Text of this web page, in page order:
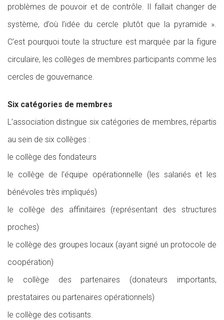
problèmes de pouvoir et de contrôle. Il fallait changer de
système, d’où l’idée du cercle plutôt que la pyramide ».
C’est pourquoi toute la structure est marquée par la figure
circulaire, les collèges de membres participants comme les
cercles de gouvernance.
Six catégories de membres
L’association distingue six catégories de membres, répartis
au sein de six collèges :
le collège des fondateurs
le collège de l’équipe opérationnelle (les salariés et les
bénévoles très impliqués)
le collège des affinitaires (représentant des structures
proches)
le collège des groupes locaux (ayant signé un protocole de
coopération)
le collège des partenaires (donateurs importants,
prestataires ou partenaires opérationnels)
le collège des cotisants.